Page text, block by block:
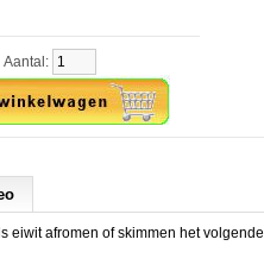
eiwit afromen of skimmen het volgende